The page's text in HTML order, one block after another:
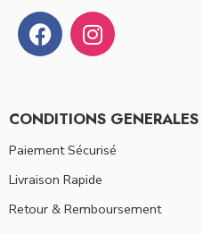
CONDITIONS
Paiement Sécurisé
Livraison Rapide
Retour & Remboursement